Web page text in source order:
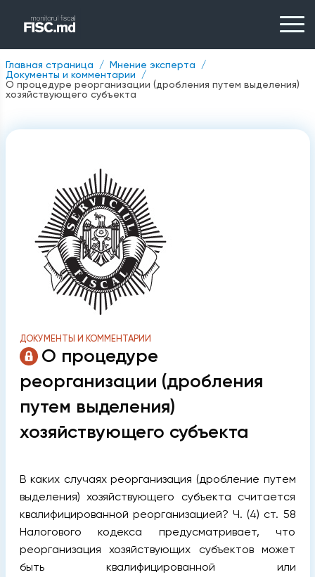
Главная страница
Мнение эксперта
Документы и комментарии
О процедуре реорганизации (дробления путем выделения)
хозяйствующего субъекта
ДОКУМЕНТЫ И КОММЕНТАРИИ
О процедуре
реорганизации (дробления
путем выделения)
хозяйствующего субъекта
В каких случаях реорганизация (дробление путем
выделения) хозяйствующего субъекта считается
квалифицированной реорганизацией? Ч. (4) ст. 58
Налогового кодекса предусматривает, что
реорганизация хозяйствующих субъектов может
быть квалифицированной или